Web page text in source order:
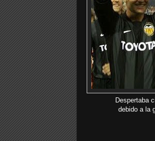
Despertaba
debido a la